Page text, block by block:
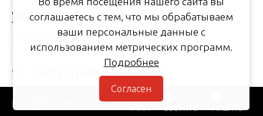
украла мелодию. Мы её
разоблачили.
📂
. Молодой
композитор написал музыку для
info@fse.ms
соглашаетесь с тем, что мы обрабатываем
ваши персональные данные с
использованием метрических программ.
Подробнее
Согласен